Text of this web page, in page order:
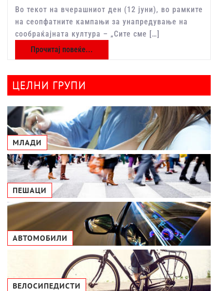
Во текот на вчерашниот ден (12 јуни), во рамките
на сеопфатните кампањи за унапредување на
сообраќајната култура – „Сите сме […]
Прочитај повеќе...
ЦЕЛНИ ГРУПИ
МЛАДИ
ПЕШАЦИ
АВТОМОБИЛИ
ВЕЛОСИПЕДИСТИ